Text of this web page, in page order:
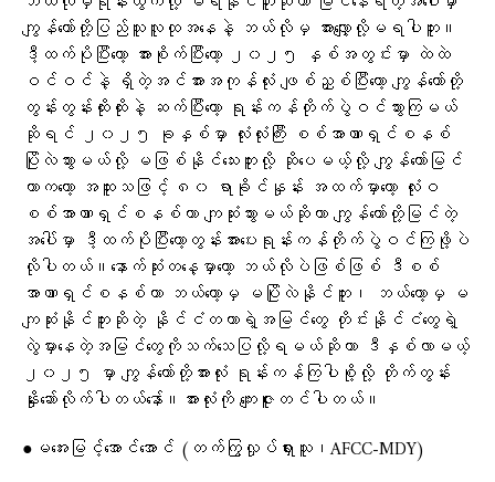
ကျွန်တော်တို့ပြည်သူလူထုအနေနဲ့ ဘယ်လိုမှ အားလျှော့လို့မရပါဘူး။
ဒီ့ထက်ပိုပြီးတော့ အားစိုက်ပြီးတော့ ၂၀၂၅ နှစ်အတွင်းမှာ ထဲထဲ
ဝင်ဝင်နဲ့ ရှိတဲ့အင်အားအကုန်လုံး ဖျစ်ညှစ်ပြီးတော့ ကျွန်တော်တို့
တွန်းတွန်းထိုးထိုးနဲ့ ဆက်ပြီးတော့ ရုန်းကန်တိုက်ပွဲဝင်သွားကြမယ်
ဆိုရင် ၂၀၂၅ ခုနှစ်မှာ လုံးလုံးကြီး စစ်အာဏာရှင်စနစ်
ပြိုလဲသွားမယ်လို့ မဖြစ်နိုင်သေးဘူးလို့ ဆိုပေမယ့်လို့ ကျွန်တော်မြင်
တာကတော့ အထူးသဖြင့် ၈၀ ရာခိုင်နှုန်း အထက်မှာတော့ လုံးဝ
စစ်အာဏာရှင်စနစ်ဟာ ကျဆုံးသွားမယ်ဆိုတာ ကျွန်တော်တို့မြင်တဲ့
အပေါ်မှာ ဒီ့ထက်ပိုပြီးတော့တွန်းအားပေးရုန်းကန်တိုက်ပွဲဝင်ကြဖို့ပဲ
လိုပါတယ်။နောက်ဆုံးတနေ့မှာတော့ ဘယ်လိုပဲဖြစ်ဖြစ် ဒီစစ်
အာဏာရှင်စနစ်ဟာ ဘယ်တော့မှ မပြိုလဲနိုင်ဘူး၊ ဘယ်တော့မှ မ
ကျဆုံးနိုင်ဘူးဆိုတဲ့ နိုင်ငံတကာရဲ့အမြင်တွေ တိုင်းနိုင်ငံတွေရဲ့
လွဲမှားနေတဲ့အမြင်တွေကိုသက်သေပြလို့ရမယ်ဆိုတာ ဒီနှစ်လာမယ့်
၂၀၂၅ မှာ ကျွန်တော်တို့အားလုံး ရုန်းကန်ကြပါစို့လို့ တိုက်တွန်း
နှိုးဆော်လိုက်ပါတယ်နော်။အားလုံးကို ကျေးဇူးတင်ပါတယ်။
●မအေးမြင့်အောင်အောင် (တက်ကြွလှုပ်ရှားသူ၊AFCC-MDY)